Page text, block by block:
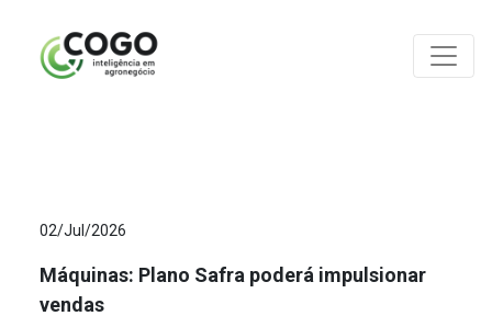
02/Jul/2026
Máquinas: Plano Safra poderá impulsionar
vendas